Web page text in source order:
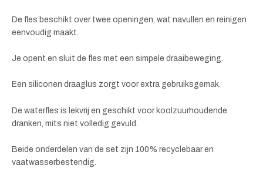
De fles beschikt over twee openingen, wat navullen en reinigen
eenvoudig maakt.
Je opent en sluit de fles met een simpele draaibeweging.
Een siliconen draaglus zorgt voor extra gebruiksgemak.
De waterfles is lekvrij en geschikt voor koolzuurhoudende
dranken, mits niet volledig gevuld.
Beide onderdelen van de set zijn 100% recyclebaar en
vaatwasserbestendig.